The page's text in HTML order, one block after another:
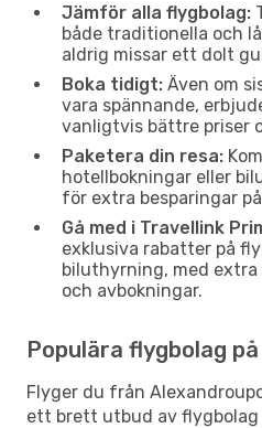
Jämför alla flygbolag:
både traditionella och
aldrig missar ett dolt
Boka tidigt: Även om
vara spännande,
vanligtvis bättre priser
Paketera din resa:
hotellbokningar eller
för extra besparingar
Gå med i Travellink
exklusiva rabatter på
biluthyrning, med
och avbokningar.
Populära flygbolag
Flyger du från
ett brett utbud av flygbolag